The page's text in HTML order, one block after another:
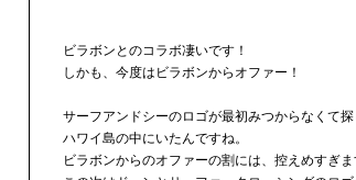
ビラボンとのコラボ凄いです！
しかも、今度はビラボンからオファー！
サーフアンドシーのロゴが最初みつからなくて探
ハワイ島の中にいたんですね。
ビラボンからのオファーの割には、控えめすぎ